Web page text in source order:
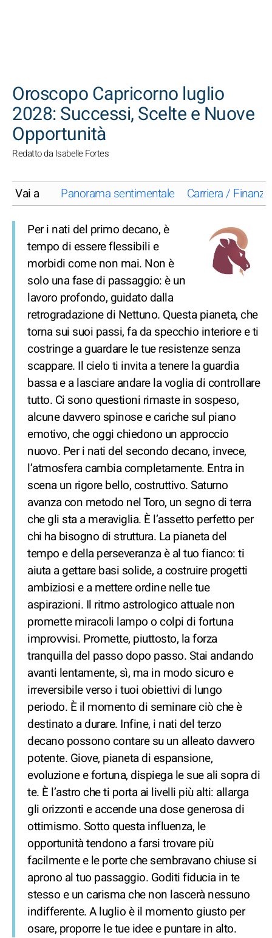
Oroscopo Capricorno luglio
2028: Successi, Scelte e Nuove
Opportunità
Redatto da Isabelle Fortes
Vai a Panorama sentimentale Carriera / Finanze
Per i nati del primo decano, è
tempo di essere flessibili e
morbidi come non mai. Non è
solo una fase di passaggio: è un
lavoro profondo, guidato dalla
retrogradazione di Nettuno. Questa pianeta, che
torna sui suoi passi, fa da specchio interiore e ti
costringe a guardare le tue resistenze senza
scappare. Il cielo ti invita a tenere la guardia
bassa e a lasciare andare la voglia di controllare
tutto. Ci sono questioni rimaste in sospeso,
alcune davvero spinose e cariche sul piano
emotivo, che oggi chiedono un approccio
nuovo. Per i nati del secondo decano, invece,
l’atmosfera cambia completamente. Entra in
scena un rigore bello, costruttivo. Saturno
avanza con metodo nel Toro, un segno di terra
che gli sta a meraviglia. È l’assetto perfetto per
chi ha bisogno di struttura. La pianeta del
tempo e della perseveranza è al tuo fianco: ti
aiuta a gettare basi solide, a costruire progetti
ambiziosi e a mettere ordine nelle tue
aspirazioni. Il ritmo astrologico attuale non
promette miracoli lampo o colpi di fortuna
improvvisi. Promette, piuttosto, la forza
tranquilla del passo dopo passo. Stai andando
avanti lentamente, sì, ma in modo sicuro e
irreversibile verso i tuoi obiettivi di lungo
periodo. È il momento di seminare ciò che è
destinato a durare. Infine, i nati del terzo
decano possono contare su un alleato davvero
potente. Giove, pianeta di espansione,
evoluzione e fortuna, dispiega le sue ali sopra di
te. È l’astro che ti porta ai livelli più alti: allarga
gli orizzonti e accende una dose generosa di
ottimismo. Sotto questa influenza, le
opportunità tendono a farsi trovare più
facilmente e le porte che sembravano chiuse si
aprono al tuo passaggio. Goditi fiducia in te
stesso e un carisma che non lascerà nessuno
indifferente. A luglio è il momento giusto per
osare, proporre le tue idee e puntare in alto.